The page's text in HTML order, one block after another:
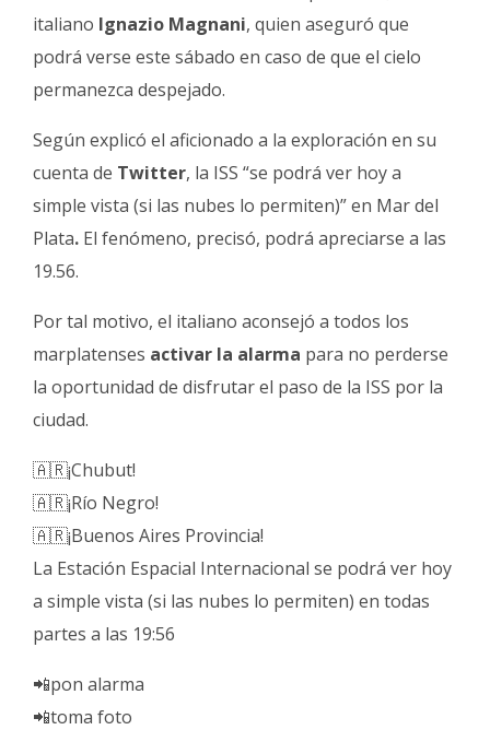
italiano Ignazio Magnani, quien aseguró que
podrá verse este sábado en caso de que el cielo
permanezca despejado.
Según explicó el aficionado a la exploración en su
cuenta de Twitter, la ISS “se podrá ver hoy a
simple vista (si las nubes lo permiten)” en Mar del
Plata. El fenómeno, precisó, podrá apreciarse a las
19.56.
Por tal motivo, el italiano aconsejó a todos los
marplatenses activar la alarma para no perderse
la oportunidad de disfrutar el paso de la ISS por la
ciudad.
🇦🇷¡Chubut!
🇦🇷¡Río Negro!
🇦🇷¡Buenos Aires Provincia!
La Estación Espacial Internacional se podrá ver hoy
a simple vista (si las nubes lo permiten) en todas
partes a las 19:56
📲pon alarma
📲toma foto